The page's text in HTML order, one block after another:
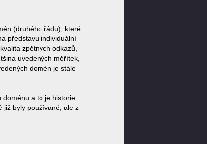
(druhého řádu), které
představu individuální
zpětných odkazů,
uvedených měřítek,
domén je stále
doménu a to je historie
již byly používané, ale z